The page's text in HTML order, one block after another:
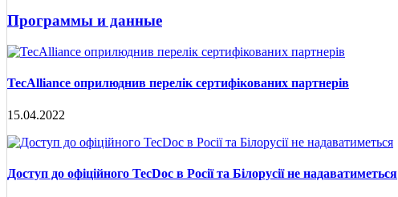
Программы и данные
TecAlliance оприлюднив перелік сертифікованих партнерів
15.04.2022
Доступ до офіційного TecDoc в Росії та Білорусії не надаватиметься